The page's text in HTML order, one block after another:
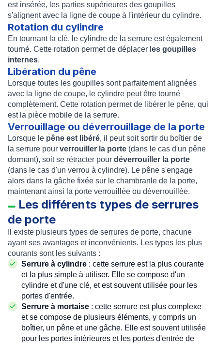
est insérée, les parties supérieures des goupilles
s'alignent avec la ligne de coupe à l'intérieur du cylindre.
Rotation du cylindre
En tournant la clé, le cylindre de la serrure est également
tourné. Cette rotation permet de déplacer l es goupilles
internes.
Libération du pêne
Lorsque toutes les goupilles sont parfaitement alignées
avec la ligne de coupe, le cylindre peut être tourné
complètement. Cette rotation permet de libérer le pêne, qui
est la pièce mobile de la serrure.
Verrouillage ou déverrouillage de la porte
Lorsque le pêne est libéré, il peut soit sortir du boîtier de
la serrure pour verrouiller la porte (dans le cas d'un pêne
dormant), soit se rétracter pour déverrouiller la porte
(dans le cas d'un verrou à cylindre). Le pêne s'engage
alors dans la gâche fixée sur le chambranle de la porte,
maintenant ainsi la porte verrouillée ou déverrouillée.
Les différents types de serrures
de porte
Il existe plusieurs types de serrures de porte, chacune
ayant ses avantages et inconvénients. Les types les plus
courants sont les suivants :
Serrure à cylindre : cette serrure est la plus courante
et la plus simple à utiliser. Elle se compose d'un
cylindre et d'une clé, et est souvent utilisée pour les
portes d'entrée.
Serrure à mortaise : cette serrure est plus complexe
et se compose de plusieurs éléments, y compris un
boîtier, un pêne et une gâche. Elle est souvent utilisée
pour les portes intérieures et les portes d'entrée de